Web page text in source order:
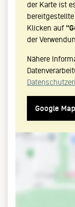
der Karte ist
bereitgestellte
Klicken auf
der
Nähere
Google